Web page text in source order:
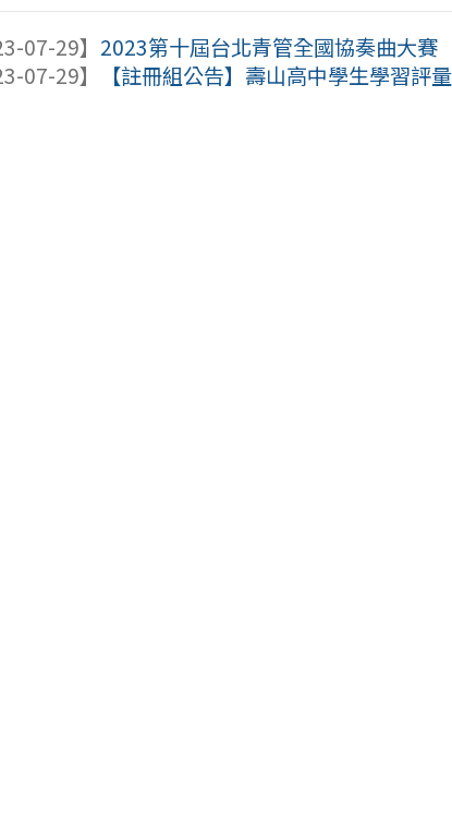
07-29】 2023第十屆台北青管全國協奏曲大賽
07-29】
【註冊組公告】壽山高中學生學習評